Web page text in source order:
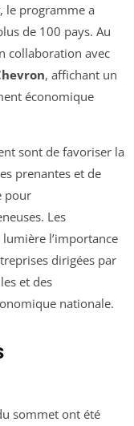
le programme a
de 100 pays. Au
collaboration avec
, affichant un
économique
sont de favoriser la
prenantes et de
pour
Les
l’importance
dirigées par
et des
nationale.
sommet ont été